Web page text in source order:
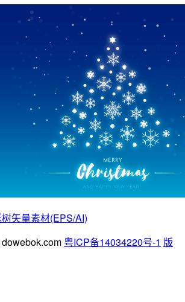
矢量素材(EPS/AI)
粤ICP备14034220号-1 版